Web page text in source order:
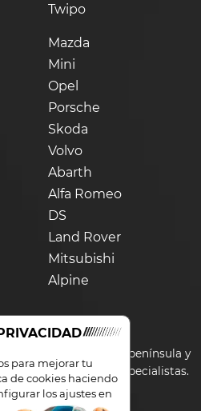
Mazda
Mini
Opel
Porsche
Skoda
Volvo
Abarth
Alfa Romeo
DS
Land Rover
Mitsubishi
Alpine
Twipo
válidos para península y
con nuestros especialistas.
para mejorar tu
de cookies haciendo
los ajustes en